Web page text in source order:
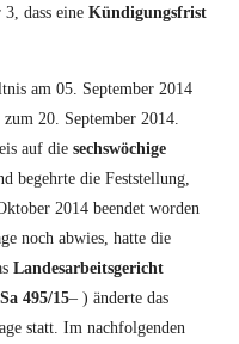
3, dass eineKündigungsfrist
am 05. September 2014
zum 20. September 2014.
auf diesechswöchige
begehrte die Feststellung,
2014 beendet worden
noch abwies, hatte die
Landesarbeitsgericht
495/15– ) änderte das
statt. Im nachfolgenden